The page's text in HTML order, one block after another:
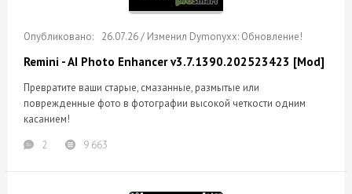
26.07.26 / Изменил Dymonyxx: Обновление!
Remini - AI Photo Enhancer v3.7.1390.202523423 [Mod]
Превратите ваши старые, смазанные, размытые или
поврежденные фото в фотографии высокой четкости одним
касанием!
2
9 663